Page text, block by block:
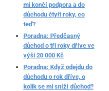
mi končí podpora a do
důchodu čtyři roky, co
teď?
Poradna: Předčasný
důchod o tři roky dříve ve
výši 20 000 Kč
Poradna: Když odejdu do
důchodu o rok dříve, o
kolik se mi sníží důchod?